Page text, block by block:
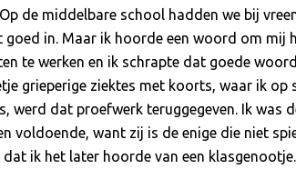
de middelbare school hadden we bij
in. Maar ik hoorde een woord om
te werken en ik schrapte dat goede
grieperige ziektes met koorts, waar ik
werd dat proefwerk teruggegeven. Ik was
voldoende, want zij is de enige die niet
ik het later hoorde van een klasgenootje.